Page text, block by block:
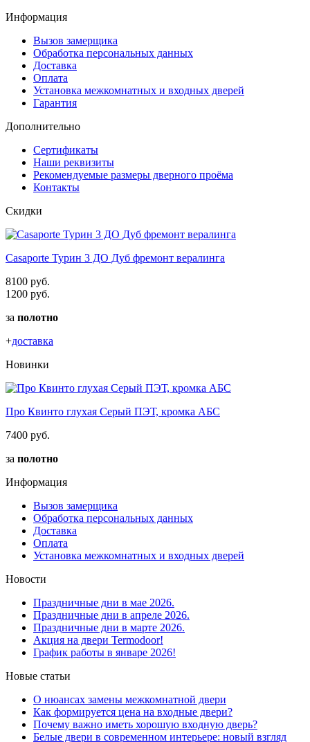
Информация
Вызов замерщика
Обработка персональных данных
Доставка
Оплата
Установка межкомнатных и входных дверей
Гарантия
Дополнительно
Сертификаты
Наши реквизиты
Рекомендуемые размеры дверного проёма
Контакты
Скидки
Casaporte Турин 3 ДО Дуб фремонт вералинга
8100 руб.
1200 руб.
за полотно
+доставка
Новинки
Про Квинто глухая Серый ПЭТ, кромка АБС
7400 руб.
за полотно
Информация
Вызов замерщика
Обработка персональных данных
Доставка
Оплата
Установка межкомнатных и входных дверей
Новости
Праздничные дни в мае 2026.
Праздничные дни в апреле 2026.
Праздничные дни в марте 2026.
Акция на двери Termodoor!
График работы в январе 2026!
Новые статьи
О нюансах замены межкомнатной двери
Как формируется цена на входные двери?
Почему важно иметь хорошую входную дверь?
Белые двери в современном интерьере: новый взгляд